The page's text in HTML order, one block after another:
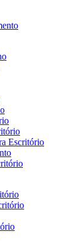
Escritório